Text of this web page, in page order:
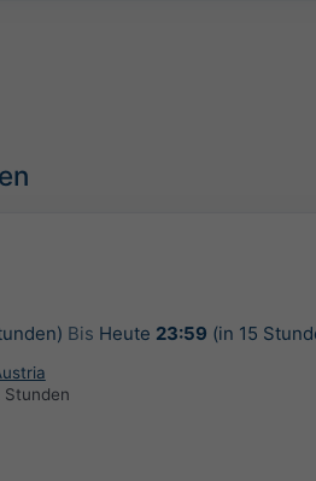
Bis Heute 23:59 (in 15
Stunden